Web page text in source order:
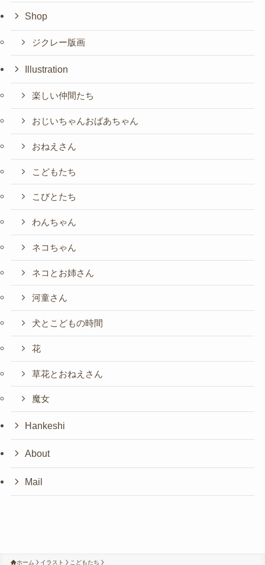
Shop
ジクレー版画
Illustration
楽しい仲間たち
おじいちゃんおばあちゃん
おねえさん
こどもたち
こびとたち
わんちゃん
ネコちゃん
ネコとお姉さん
河童さん
犬とこどもの時間
花
草花とおねえさん
魔女
Hankeshi
About
Mail
ホーム イラスト こどもたち